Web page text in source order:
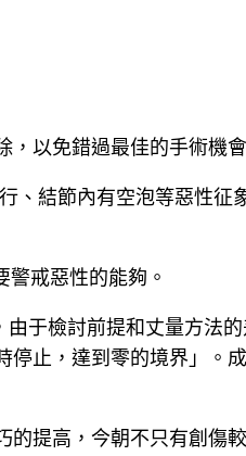
，以免錯過最佳的手術
、結節內有空泡等惡性征
戒惡性的能夠。
于檢討前提和丈量方法的
停止，達到零的境界」。
的提高，今朝不只有創傷